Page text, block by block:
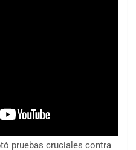
pruebas cruciales contra